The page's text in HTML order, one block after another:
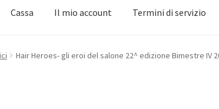
Cassa Il mio account Termini di servizio
Condizioni di vendita Grazie per l’acquisto. Il mio
Hair Heroes- gli eroi del salone 22^ edizione Bimestre IV